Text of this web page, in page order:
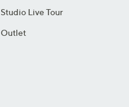
Studio Live Tour
Outlet